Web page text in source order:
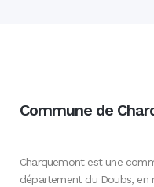
Commune de
Charquemont est une
département du Doubs, en